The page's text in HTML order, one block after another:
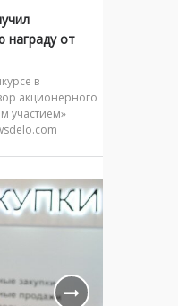
награду от
в
акционерного
участием»